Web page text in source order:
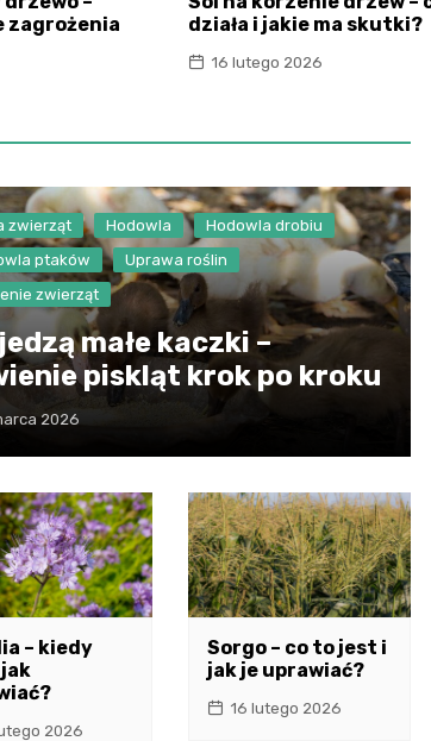
zagrożenia
działa i jakie ma skutki?
16 lutego 2026
zwierząt Hodowla
Hodowla drobiu
ptaków
Uprawa roślin
zwierząt
małe kaczki –
piskląt krok po kroku
2026
– kiedy
2026
Sorgo – co to jest i
jak je uprawiać?
16 lutego 2026